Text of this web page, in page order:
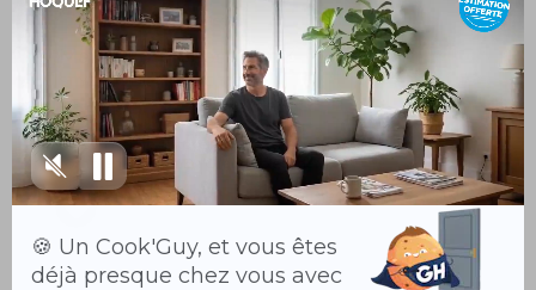
EXCLUSIVITÉ
Maison 6 pièces 110 m²
ST YZANS DE MEDOC 33340
1 250 € / mois
Maison Neuve mitoyenne avec très belle prestations
comprenant : Lot B : Grande pièce de vi...